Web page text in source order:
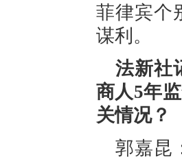
菲律宾个
谋利。
法新社
商人5年
关情况？
郭嘉昆